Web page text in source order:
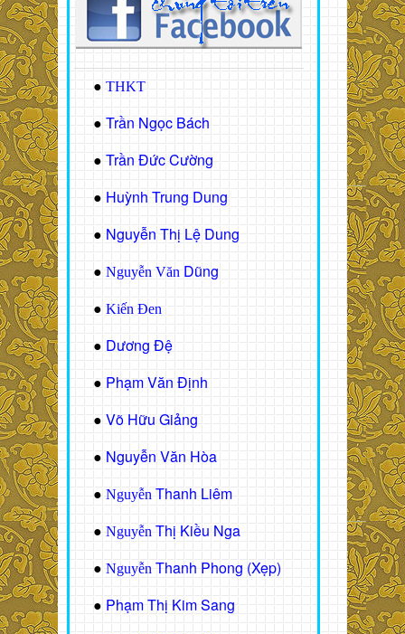
● THKT
● Trần Ngọc Bách
● Trần Đức Cường
● Huỳnh Trung Dung
● Nguyễn Thị Lệ Dung
● Nguyễn Văn Dũng
● Kiến Đen
● Dương Đệ
● Phạm Văn Định
● Võ Hữu Giảng
● Nguyễn Văn Hòa
● Nguyễn Thanh Liêm
● Nguyễn Thị Kiều Nga
● Nguyễn Thanh Phong (Xẹp)
● Phạm Thị Kim Sang